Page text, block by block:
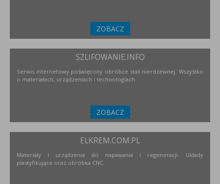
ZOBACZ
SZLIFOWANIE.INFO
Serwis internetowy poświęcony obróbce stali nierdzewnej. Wszystko
o materiałach, urządzeniach i technologiach.
ZOBACZ
ELKREM.COM.PL
Materiały i urządzenia do napawania i regeneracji. Układy
plastyfikujące oraz obróbka CNC.